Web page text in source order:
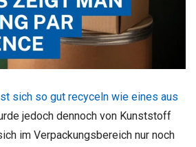
sich so gut recyceln wie eines aus
jedoch dennoch von Kunststoff
im Verpackungsbereich nur noch